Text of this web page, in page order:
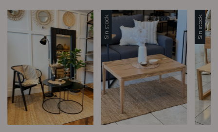
Sin stock Sin stock